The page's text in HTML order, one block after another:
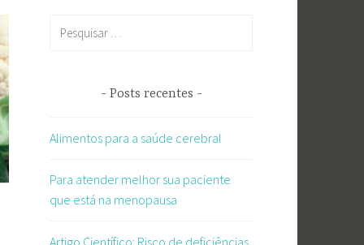
Posts recentes
Alimentos para a saúde cerebral
Para atender melhor sua paciente
que está na menopausa
Artigo Científico: Risco de deficiências